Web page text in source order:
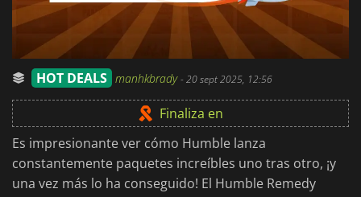
HOT DEALS manhkbrady-20 sept 2025, 12:56
Finaliza en
Es impresionante ver cómo Humble lanza
constantemente paquetes increíbles uno tras otro, ¡y
una vez más lo ha conseguido! El Humble Remedy